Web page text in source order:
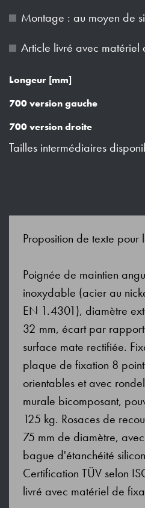
Montage : au moyen de
Article livré avec matériel
Longeur [mm]
700 version gauche
700 version droite
Tailles intermédiaires
Proposition de texte pour
Poignée de maintien
inoxydable (acier au
EN 1.4301), diamètre
32 mm, écart par
surface mate rectifiée.
plaque de fixation 8
orientables et avec
murale bicomposant,
125 kg. Rosaces de
75 mm de diamètre,
bague d'étanchéité
Certification TÜV selon
livré avec matériel de